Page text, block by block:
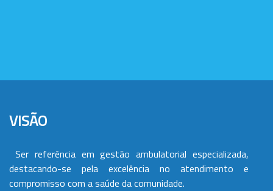
VISÃO
Ser referência em gestão ambulatorial especializada,
destacando-se pela excelência no atendimento e
compromisso com a saúde da comunidade.